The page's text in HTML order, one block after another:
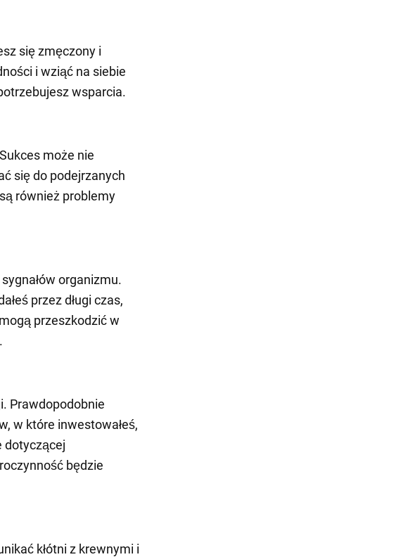
się zmęczony i
i wziąć na siebie
wsparcia.
może nie
się do podejrzanych
również problemy
organizmu.
przez długi czas,
przeszkodzić w
Prawdopodobnie
w które inwestowałeś,
dotyczącej
będzie
kłótni z krewnymi i